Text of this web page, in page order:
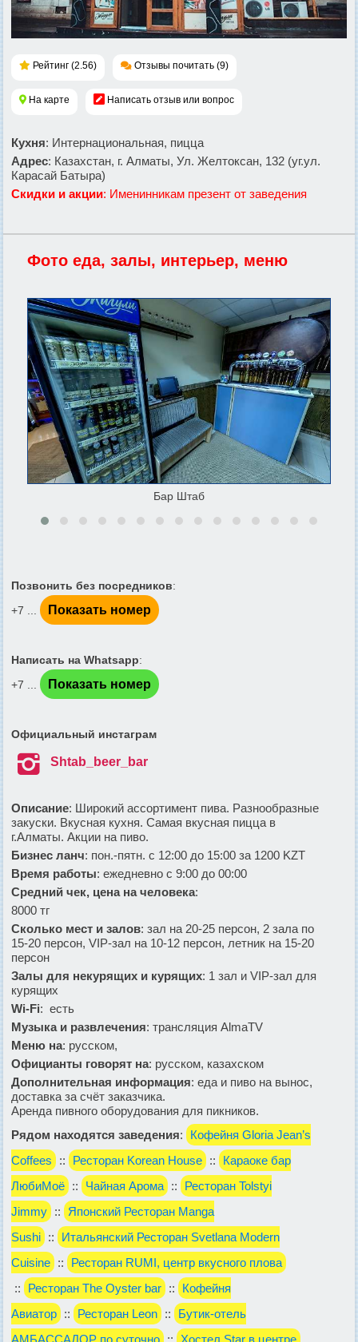
Рейтинг (2.56) Отзывы почитать (9)
На карте Написать отзыв или вопрос
Кухня: Интернациональная, пицца
Адрес: Казахстан, г. Алматы, Ул. Желтоксан, 132 (уг.ул.
Карасай Батыра)
Скидки и акции: Именинникам презент от заведения
Фото еда, залы, интерьер, меню
Бар Штаб
Позвонить без посредников:
+7 ...
Показать номер
Написать на Whatsapp:
+7 ...
Показать номер
Официальный инстаграм
 Shtab_beer_bar
Описание: Широкий ассортимент пива. Разнообразные
закуски. Вкусная кухня. Самая вкусная пицца в
г.Алматы. Акции на пиво.
Бизнес ланч: пон.-пятн. с 12:00 до 15:00 за 1200 KZT
Время работы: ежедневно с 9:00 до 00:00
Средний чек, цена на человека:
8000 тг
Сколько мест и залов: зал на 20-25 персон, 2 зала по
15-20 персон, VIP-зал на 10-12 персон, летник на 15-20
персон
Залы для некурящих и курящих: 1 зал и VIP-зал для
курящих
Wi-Fi: есть
Музыка и развлечения: трансляция AlmaTV
Меню на: русском,
Официанты говорят на: русском, казахском
Дополнительная информация: еда и пиво на вынос,
доставка за счёт заказчика.
Аренда пивного оборудования для пикников.
Рядом находятся заведения:
Кофейня Gloria Jean’s
Coffees
:: Ресторан Korean House ::
Караоке бар
ЛюбиМоё :: Чайная Арома ::
Ресторан Tolstyi
Jimmy ::
Японский Ресторан Manga
Sushi ::
Итальянский Ресторан Svetlana Modern
Cuisine ::
Ресторан RUMI, центр вкусного плова
::
Ресторан The Oyster bar ::
Кофейня
Авиатор :: Ресторан Leon ::
Бутик-отель
АМБАССАДОР по суточно :: Хостел Star в центре